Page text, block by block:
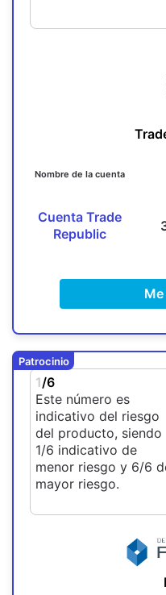
Nombre de la cuenta
Cuenta Trade
Republic
Patrocinio
1/6
Este número es
indicativo del riesgo
del producto, siendo
1/6 indicativo de
menor riesgo y 6/6
mayor riesgo.